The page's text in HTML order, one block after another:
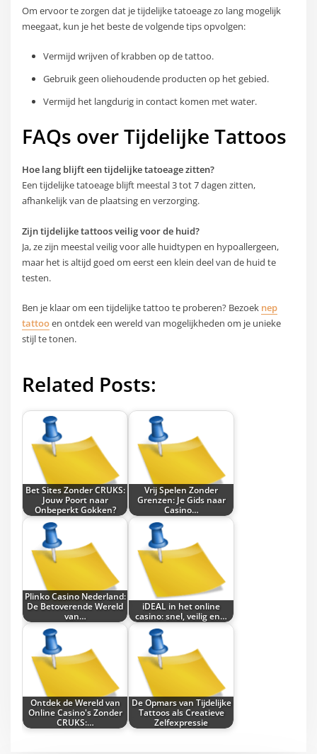
Om ervoor te zorgen dat je tijdelijke tatoeage zo lang mogelijk
meegaat, kun je het beste de volgende tips opvolgen:
Vermijd wrijven of krabben op de tattoo.
Gebruik geen oliehoudende producten op het gebied.
Vermijd het langdurig in contact komen met water.
FAQs over Tijdelijke Tattoos
Hoe lang blijft een tijdelijke tatoeage zitten?
Een tijdelijke tatoeage blijft meestal 3 tot 7 dagen zitten,
afhankelijk van de plaatsing en verzorging.
Zijn tijdelijke tattoos veilig voor de huid?
Ja, ze zijn meestal veilig voor alle huidtypen en hypoallergeen,
maar het is altijd goed om eerst een klein deel van de huid te
testen.
Ben je klaar om een tijdelijke tattoo te proberen? Bezoek nep
tattooen ontdek een wereld van mogelijkheden om je unieke
stijl te tonen.
Related Posts:
Bet Sites Zonder CRUKS:
Jouw Poort naar
Onbeperkt Gokken?
Vrij Spelen Zonder
Grenzen: Je Gids naar
Casino…
Plinko Casino Nederland:
De Betoverende Wereld
van…
iDEAL in het online
casino: snel, veilig en…
Ontdek de Wereld van
Online Casino's Zonder
CRUKS:…
De Opmars van Tijdelijke
Tattoos als Creatieve
Zelfexpressie